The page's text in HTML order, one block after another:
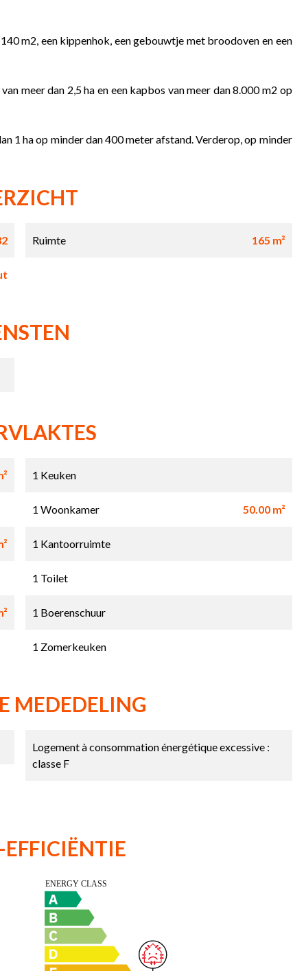
m2, een kippenhok, een gebouwtje met broodoven en een
meer dan 2,5 ha en een kapbos van meer dan 8.000 m2 op
1 ha op minder dan 400 meter afstand. Verderop, op minder
Ruimte 165 m²
1 Keuken
1 Woonkamer 50.00 m²
1 Kantoorruimte
1 Toilet
1 Boerenschuur
1 Zomerkeuken
MEDEDELING
Logement à consommation énergétique excessive :
classe F
EFFICIËNTIE